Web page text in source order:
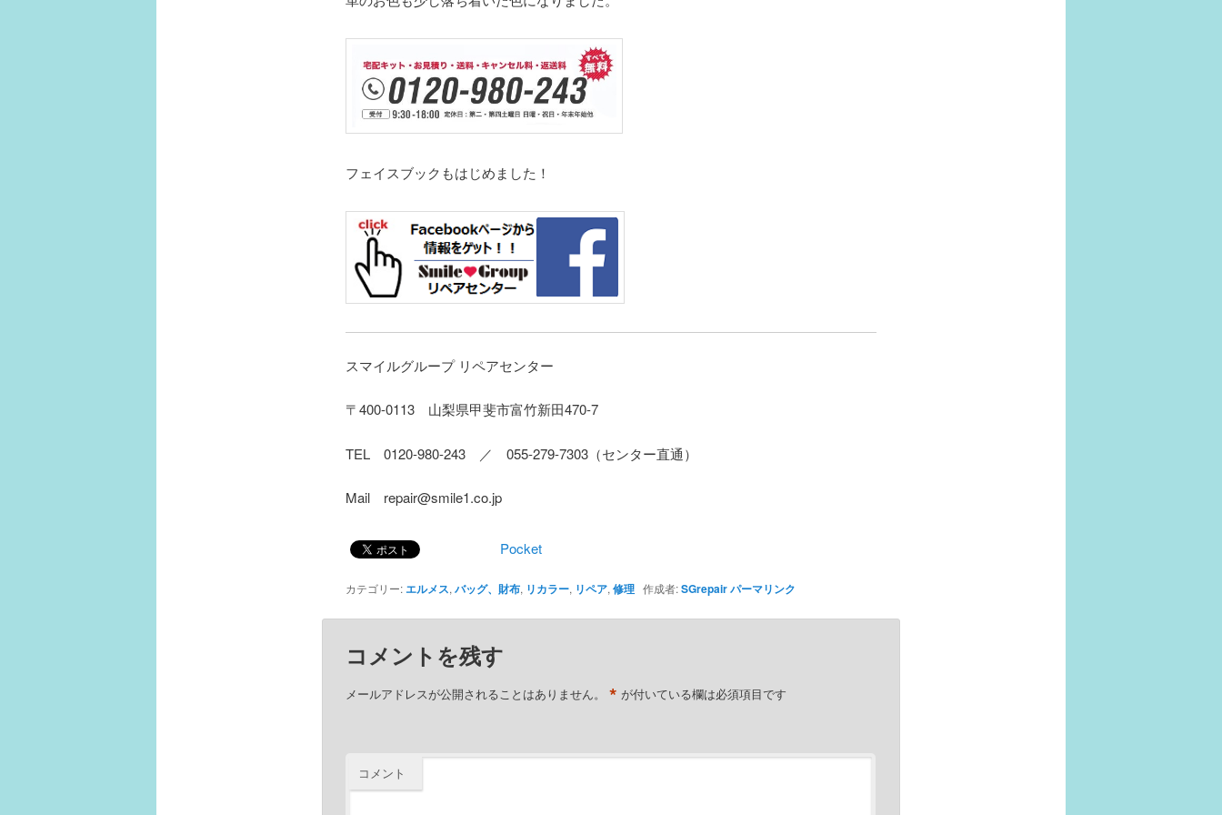
フェイスブックもはじめました！
スマイルグループ リペアセンター
〒400-0113 山梨県甲斐市富竹新田470-7
TEL 0120-980-243 ／ 055-279-7303（センター直通）
Mail repair@smile1.co.jp
Pocket
カテゴリー: エルメス, バッグ、財布, リカラー, リペア, 修理作成者:SGrepairパーマリンク
コメントを残す
メールアドレスが公開されることはありません。 * が付いている欄は必須項目です
コメント